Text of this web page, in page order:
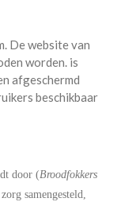
De website van
worden. is
afgeschermd
beschikbaar
door (Broodfokkers
samengesteld,